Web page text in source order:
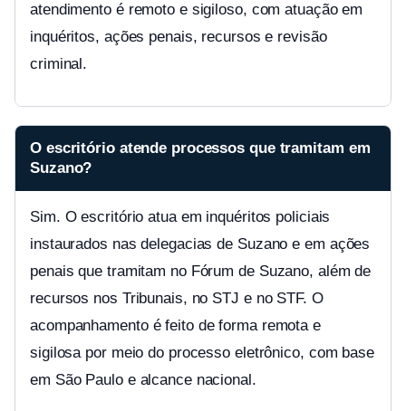
atendimento é remoto e sigiloso, com atuação em
inquéritos, ações penais, recursos e revisão
criminal.
O escritório atende processos que tramitam em
Suzano?
Sim. O escritório atua em inquéritos policiais
instaurados nas delegacias de Suzano e em ações
penais que tramitam no Fórum de Suzano, além de
recursos nos Tribunais, no STJ e no STF. O
acompanhamento é feito de forma remota e
sigilosa por meio do processo eletrônico, com base
em São Paulo e alcance nacional.